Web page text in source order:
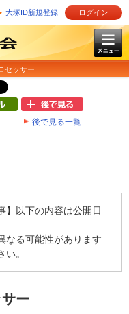
大塚ID新規登録 ログイン
セッサー
後で見る一覧
】以下の内容は公開日
なる可能性があります
。
ー